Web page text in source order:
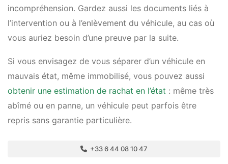
incompréhension. Gardez aussi les documents liés à
l’intervention ou à l’enlèvement du véhicule, au cas où
vous auriez besoin d’une preuve par la suite.
Si vous envisagez de vous séparer d’un véhicule en
mauvais état, même immobilisé, vous pouvez aussi
obtenir une estimation de rachat en l’état : même très
abîmé ou en panne, un véhicule peut parfois être
repris sans garantie particulière.
+33 6 44 08 10 47